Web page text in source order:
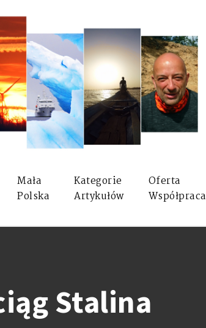
Mała
Polska
Kategorie
Artykułów
Oferta
Współpraca
Stalina